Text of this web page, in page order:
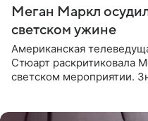
Меган Маркл
светском ужине
Американская
Стюарт раскритиковала
светском мероприятии.